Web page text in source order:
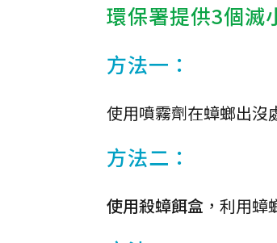
環保署提供3個滅
方法一：
使用噴霧劑在蟑螂出沒
方法二：
使用殺蟑餌盒 ，利用